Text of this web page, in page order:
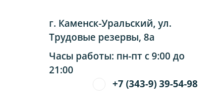
г. Каменск-Уральский, ул.
Трудовые резервы, 8а
Часы работы: пн-пт с 9:00 до
21:00
+7 (343-9) 39-54-98